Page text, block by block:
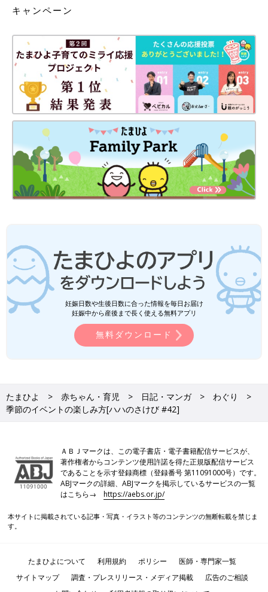
キャンペーン
妊娠日数や生後日数に合った情報を毎日お届け
妊娠中から産後まで長く使える無料アプリ
無料ダウンロード
たまひよ 赤ちゃん・育児 日記・マンガ
わぐり
季節のイベントの楽しみ方[ハハのさけび #42]
ＡＢＪマークは、この電子書店・電子書籍配信サービスが、
著作権者からコンテンツ使用許諾を得た正規版配信サービス
であることを示す登録商標（登録番号 第11091000号）です。
ABJマークの詳細、ABJマークを掲示しているサービスの一覧
はこちら→https://aebs.or.jp/
本サイトに掲載されている記事・写真・イラスト等のコンテンツの無断転載を禁じま
す。
たまひよについて 利用規約 ポリシー
医師・専門家一覧
サイトマップ
調査・プレスリリース・メディア掲載
広告のご相談